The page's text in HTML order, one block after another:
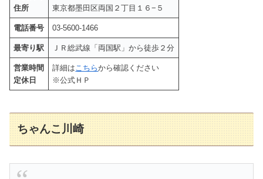
住所
東京都墨田区両国２丁目１６−５
電話番号 03-5600-1466
最寄り駅 ＪＲ総武線「両国駅」から徒歩２分
営業時間
定休日
詳細は こちらから確認ください
※公式ＨＰ
ちゃんこ川崎